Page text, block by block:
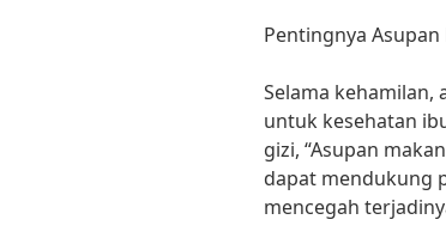
Pentingnya
Selama kehamilan,
untuk kesehatan
gizi, “Asupan
dapat mendukung
mencegah